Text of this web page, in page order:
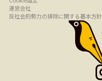
運営会社
反社会的勢力の排除に関する基本方針